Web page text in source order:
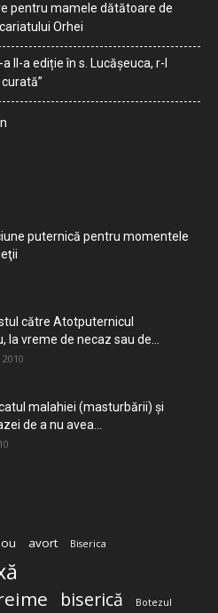
pentru mamele dătătoare de
Orhei
II-a ediție în s. Lucășeuca, r-l
puternică pentru momentele
către Atotputernicul
la vreme de necaz sau de...
malahiei (masturbării) şi
de a nu avea...
avort Biserica
biserică Botezul